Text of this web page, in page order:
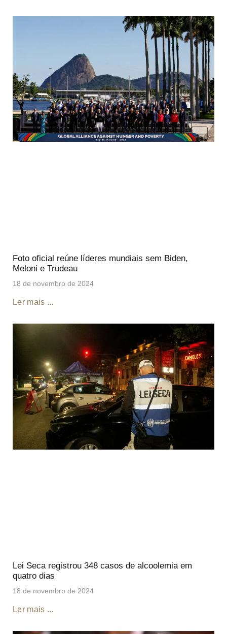
Foto oficial reúne líderes mundiais sem Biden,
Meloni e Trudeau
18 de novembro de 2024
Ler mais ...
Lei Seca registrou 348 casos de alcoolemia em
quatro dias
18 de novembro de 2024
Ler mais ...